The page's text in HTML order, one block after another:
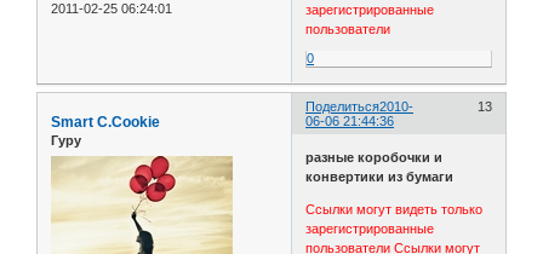
2011-02-25 06:24:01
зарегистрированные
пользователи
0
Поделиться 13
2010-
06-06 21:44:36
Smart C.Cookie
Гуру
разные коробочки и
конвертики из бумаги
Ссылки могут видеть только
зарегистрированные
пользователи Ссылки могут